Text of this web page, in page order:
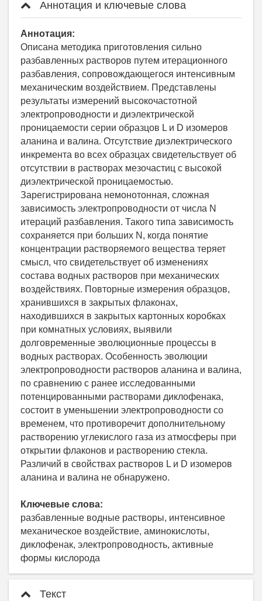
Аннотация и ключевые слова
Аннотация:
Описана методика приготовления сильно
разбавленных растворов путем итерационного
разбавления, сопровождающегося интенсивным
механическим воздействием. Представлены
результаты измерений высокочастотной
электропроводности и диэлектрической
проницаемости серии образцов L и D изомеров
аланина и валина. Отсутствие диэлектрического
инкремента во всех образцах свидетельствует об
отсутствии в растворах мезочастиц с высокой
диэлектрической проницаемостью.
Зарегистрирована немонотонная, сложная
зависимость электропроводности от числа N
итераций разбавления. Такого типа зависимость
сохраняется при больших N, когда понятие
концентрации растворяемого вещества теряет
смысл, что свидетельствует об изменениях
состава водных растворов при механических
воздействиях. Повторные измерения образцов,
хранившихся в закрытых флаконах,
находившихся в закрытых картонных коробках
при комнатных условиях, выявили
долговременные эволюционные процессы в
водных растворах. Особенность эволюции
электропроводности растворов аланина и валина,
по сравнению с ранее исследованными
потенцированными растворами диклофенака,
состоит в уменьшении электропроводности со
временем, что противоречит дополнительному
растворению углекислого газа из атмосферы при
открытии флаконов и растворению стекла.
Различий в свойствах растворов L и D изомеров
аланина и валина не обнаружено.
Ключевые слова:
разбавленные водные растворы, интенсивное
механическое воздействие, аминокислоты,
диклофенак, электропроводность, активные
формы кислорода
Текст